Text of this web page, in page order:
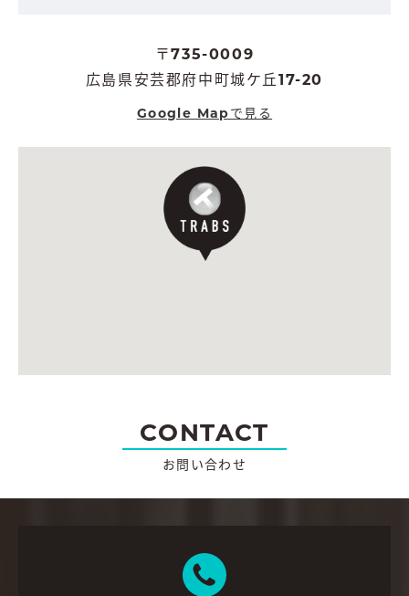
〒735-0009
広島県安芸郡府中町城ケ丘17-20
Google Mapで見る
CONTACT
お問い合わせ